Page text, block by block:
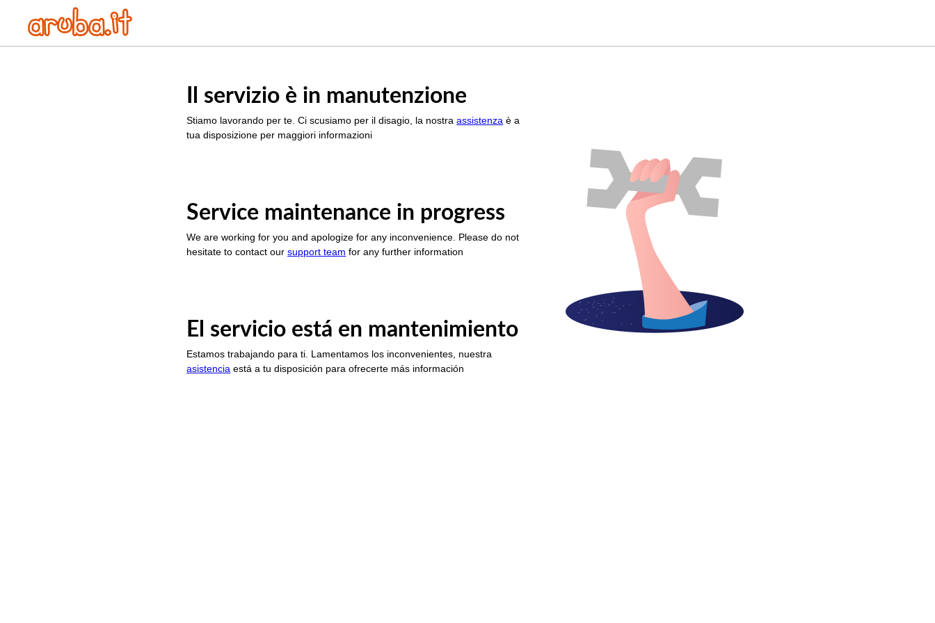
Il servizio è in manutenzione
Stiamo lavorando per te. Ci scusiamo per il disagio, la nostraassistenza è a
tua disposizione per maggiori informazioni
Service maintenance in progress
We are working for you and apologize for any inconvenience. Please do not
hesitate to contact oursupport team for any further information
El servicio está en mantenimiento
Estamos trabajando para ti. Lamentamos los inconvenientes, nuestra
asistencia está a tu disposición para ofrecerte más información